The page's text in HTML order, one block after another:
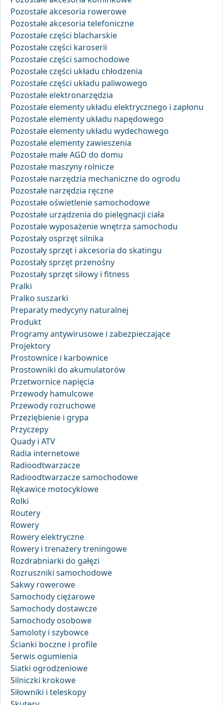
Pozostałe akcesoria rowerowe
Pozostałe akcesoria telefoniczne
Pozostałe części blacharskie
Pozostałe części karoserii
Pozostałe części samochodowe
Pozostałe części układu chłodzenia
Pozostałe części układu paliwowego
Pozostałe elektronarzędzia
Pozostałe elementy układu elektrycznego i zapłonu
Pozostałe elementy układu napędowego
Pozostałe elementy układu wydechowego
Pozostałe elementy zawieszenia
Pozostałe małe AGD do domu
Pozostałe maszyny rolnicze
Pozostałe narzędzia mechaniczne do ogrodu
Pozostałe narzędzia ręczne
Pozostałe oświetlenie samochodowe
Pozostałe urządzenia do pielęgnacji ciała
Pozostałe wyposażenie wnętrza samochodu
Pozostały osprzęt silnika
Pozostały sprzęt i akcesoria do skatingu
Pozostały sprzęt przenośny
Pozostały sprzęt siłowy i fitness
Pralki
Pralko suszarki
Preparaty medycyny naturalnej
Produkt
Programy antywirusowe i zabezpieczające
Projektory
Prostownice i karbownice
Prostowniki do akumulatorów
Przetwornice napięcia
Przewody hamulcowe
Przewody rozruchowe
Przeziębienie i grypa
Przyczepy
Quady i ATV
Radia internetowe
Radioodtwarzacze
Radioodtwarzacze samochodowe
Rękawice motocyklowe
Rolki
Routery
Rowery
Rowery elektryczne
Rowery i trenażery treningowe
Rozdrabniarki do gałęzi
Rozruszniki samochodowe
Sakwy rowerowe
Samochody ciężarowe
Samochody dostawcze
Samochody osobowe
Samoloty i szybowce
Ścianki boczne i profile
Serwis ogumienia
Siatki ogrodzeniowe
Silniczki krokowe
Siłowniki i teleskopy